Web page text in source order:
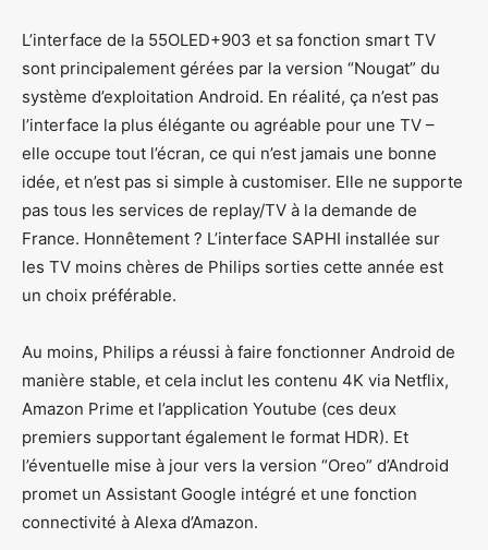
L’interface de la 55OLED+903 et sa fonction smart TV
sont principalement gérées par la version “Nougat” du
système d’exploitation Android. En réalité, ça n’est pas
l’interface la plus élégante ou agréable pour une TV –
elle occupe tout l’écran, ce qui n’est jamais une bonne
idée, et n’est pas si simple à customiser. Elle ne supporte
pas tous les services de replay/TV à la demande de
France. Honnêtement ? L’interface SAPHI installée sur
les TV moins chères de Philips sorties cette année est
un choix préférable.
Au moins, Philips a réussi à faire fonctionner Android de
manière stable, et cela inclut les contenu 4K via Netflix,
Amazon Prime et l’application Youtube (ces deux
premiers supportant également le format HDR). Et
l’éventuelle mise à jour vers la version “Oreo” d’Android
promet un Assistant Google intégré et une fonction
connectivité à Alexa d’Amazon.